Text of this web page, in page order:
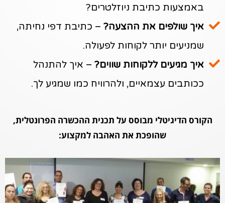
באמצעות כתיבת ניוזלטרים?
איך שולפים את ההצעה? – כתיבת דפי נחיתה,
שמניעים יותר לקוחות לפעולה.
איך מגיעים ללקוחות שווים? – איך להתנהל
ככותבים עצמאיים, ולהרוויח כמו שמגיע לך.
הקורס הדיגיטלי מבוסס על תכנית ההכשרה הפרונטלית,
שהופכת את האהבה למקצוע: